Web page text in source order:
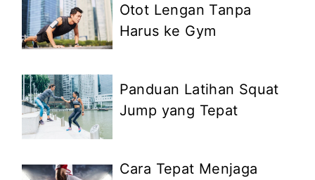
Otot Lengan Tanpa
Harus ke Gym
Panduan Latihan Squat
Jump yang Tepat
Cara Tepat Menjaga